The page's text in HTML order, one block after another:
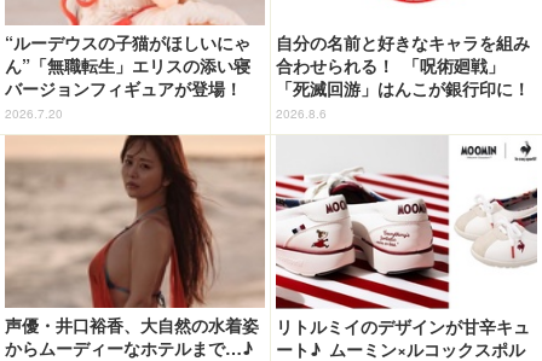
“ルーデウスの子猫がほしいにゃ
ん”「無職転生」エリスの添い寝
バージョンフィギュアが登場！
猫耳＆ネグリジェの圧倒的破壊力
2026.7.20
自分の名前と好きなキャラを組み
合わせられる！ 「呪術廻戦」
「死滅回游」はんこが銀行印に！
虎杖悠仁、乙骨憂太ら16キャラ追
加で全104種
2026.8.6
声優・井口裕香、大自然の水着姿
からムーディーなホテルまで…♪
リトルミイのデザインが甘辛キュ
ート♪ ムーミン×ルコックスポル